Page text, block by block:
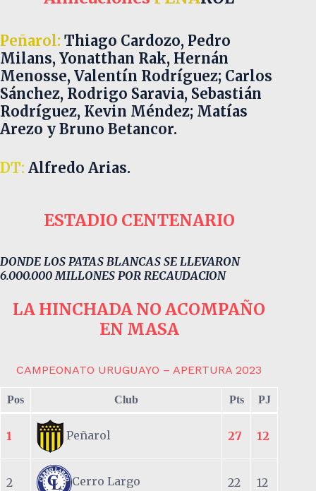
Peñarol: Thiago Cardozo, Pedro
Milans, Yonatthan Rak, Hernán
Menosse, Valentín Rodríguez; Carlos
Sánchez, Rodrigo Saravia, Sebastián
Rodríguez, Kevin Méndez; Matías
Arezo y Bruno Betancor.
DT: Alfredo Arias.
ESTADIO CENTENARIO
DONDE LOS PATAS BLANCAS SE LLEVARON
6.000.000 MILLONES POR RECAUDACION
LA HINCHADA NO ACOMPAÑO
EN MASA
CAMPEONATO URUGUAYO – APERTURA 2023
Pos Club Pts PJ
1 Peñarol 27 12
2 Cerro Largo 22 12